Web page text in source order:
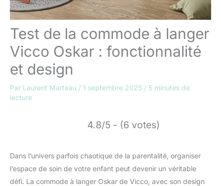
Test de la commode à langer
Vicco Oskar : fonctionnalité
et design
Par Laurent Marteau / 1 septembre 2025 / 5 minutes de
lecture
4.8/5 - (6 votes)
Dans l’univers parfois chaotique de la parentalité, organiser
l’espace de soin de votre enfant peut devenir un véritable
défi. La commode à langer Oskar de Vicco, avec son design